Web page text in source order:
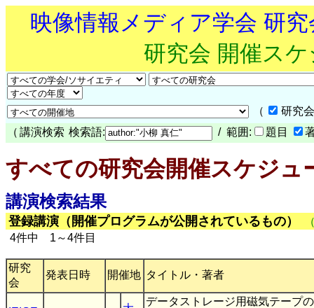
映像情報メディア学会 研
研究会 開催ス
（
研究
（ 講演検索 検索語: / 範囲: 題目
すべての研究会開催スケジュ
講演検索結果
登録講演（開催プログラムが公開されているもの）
4件中 1～4件目
研究
会
発表日時 開催地 タイトル・著者
データストレージ用磁気テープの